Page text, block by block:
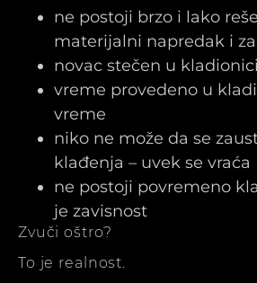
ne postoji brzo i lako
materijalni napredak i
novac stečen u
vreme provedeno u
vreme
niko ne može da se
klađenja – uvek se vraća
ne postoji povremeno
je zavisnost
Zvuči oštro?
To je realnost.